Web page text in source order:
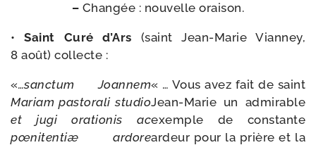
– Changée : nou­velle oraison.
•Saint Curé d’Ars (saint Jean-​Marie Vianney,
8 août) collecte :
«…sanc­tum
Joannem
Mariam pas­to­ra­li stu­dio
et
jugi ora­tio­nis
ac
pœni­ten­tiæ
ardore
« … Vous avez fait de saint
Jean-​Marie un admi­rable
exemple de constante
ardeur pour la prière et la